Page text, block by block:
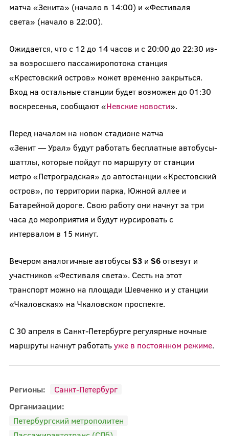
матча «Зенита» (начало в 14:00) и «Фестиваля
света» (начало в 22:00).
Ожидается, что с 12 до 14 часов и с 20:00 до 22:30 из-
за возросшего пассажиропотока станция
«Крестовский остров» может временно закрыться.
Вход на остальные станции будет возможен до 01:30
воскресенья, сообщают «Невские новости».
Перед началом на новом стадионе матча
«Зенит — Урал» будут работать бесплатные автобусы-
шаттлы, которые пойдут по маршруту от станции
метро «Петроградская» до автостанции «Крестовский
остров», по территории парка, Южной аллее и
Батарейной дороге. Свою работу они начнут за три
часа до мероприятия и будут курсировать с
интервалом в 15 минут.
Вечером аналогичные автобусы S3и S6отвезут и
участников «Фестиваля света». Сесть на этот
транспорт можно на площади Шевченко и у станции
«Чкаловская» на Чкаловском проспекте.
С 30 апреля в Санкт-Петербурге регулярные ночные
маршруты начнут работатьуже в постоянном режиме.
Регионы:
Санкт-Петербург
Организации:
Петербургский метрополитен